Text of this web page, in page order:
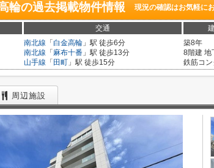
輪の過去掲載物件情報 現況の確認はお気軽に
交通
南北線 「 白金高輪 」駅 徒歩6分
南北線 「 麻布十番 」駅 徒歩13分
山手線 「 田町 」駅 徒歩15分
築8年
8階建 地
鉄筋コン
周辺施設